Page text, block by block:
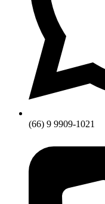
(66) 9 9909-1021